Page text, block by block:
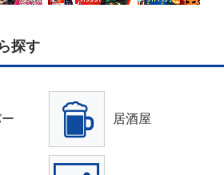
探す
居酒屋